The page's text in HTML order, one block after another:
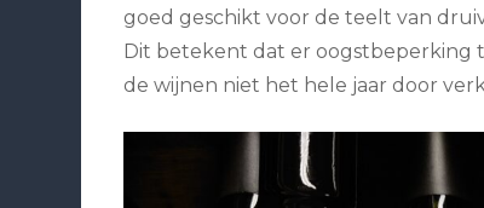
goed geschikt voor de teelt van
Dit betekent dat er oogstbeperking
de wijnen niet het hele jaar door